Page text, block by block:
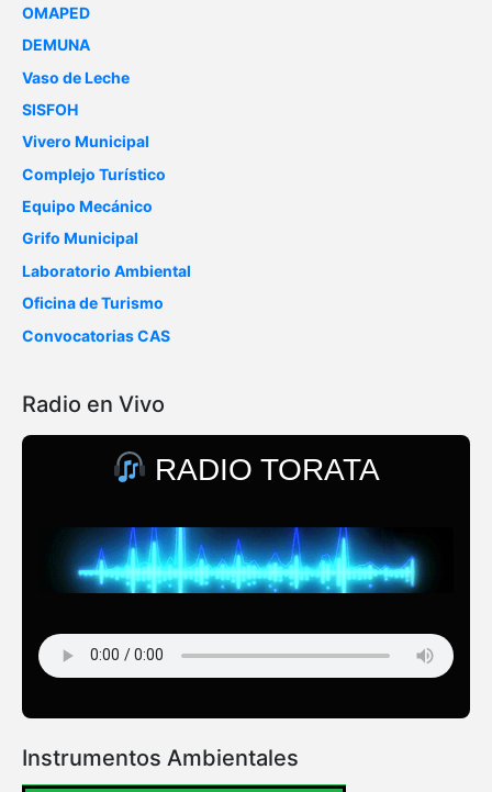
OMAPED
DEMUNA
Vaso de Leche
SISFOH
Vivero Municipal
Complejo Turístico
Equipo Mecánico
Grifo Municipal
Laboratorio Ambiental
Oficina de Turismo
Convocatorias CAS
Radio en Vivo
RADIO TORATA
Instrumentos Ambientales